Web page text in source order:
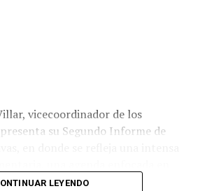
políticas públicas, revisar
vicecoordinador de los
su Segundo Informe de
protección de la niñez y
LEYENDO